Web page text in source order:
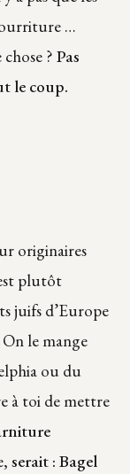
…
? Pas
le coup.
originaires
plutôt
juifs d’Europe
le mange
ou du
à toi de mettre
, serait : Bagel